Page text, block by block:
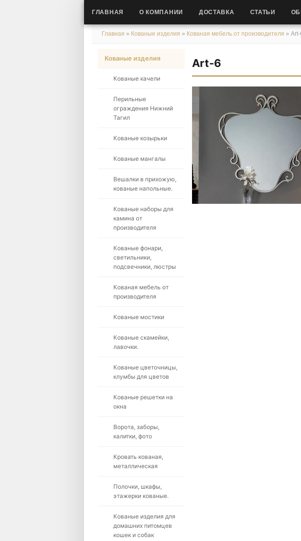
ГЛАВНАЯ О КОМПАНИИ ДОСТАВКА СТАТЬИ
Главная » Кованые изделия » Кованая мебель от производителя » Art-
Кованые изделия
Кованые качели
Перильные
ограждения Нижний
Тагил
Кованые козырьки
Кованые мангалы
Вешалки в прихожую,
кованые напольные.
Кованые наборы для
камина от
производителя
Кованые фонари,
светильники,
подсвечники, люстры
Кованая мебель от
производителя
Кованые мостики
Кованые скамейки,
лавочки.
Кованые цветочницы,
клумбы для цветов
Кованые решетки на
окна
Ворота, заборы,
калитки, фото
Кровать кованая,
металлическая
Полочки, шкафы,
этажерки кованые.
Кованые изделия для
домашних питомцев
кошек и собак
Art-6